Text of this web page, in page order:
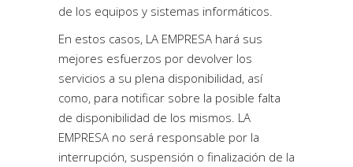
de los equipos y sistemas informáticos.
En estos casos, LA EMPRESA hará sus
mejores esfuerzos por devolver los
servicios a su plena disponibilidad, así
como, para notificar sobre la posible falta
de disponibilidad de los mismos. LA
EMPRESA no será responsable por la
interrupción, suspensión o finalización de la